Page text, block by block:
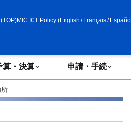
MIC ICT Policy (English / Français/ Español
算・決算 申請・手続
所